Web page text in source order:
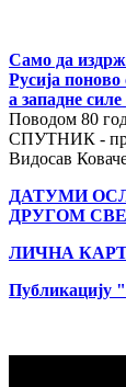
Само да
Русија поново
а западне
Поводом 80
СПУТНИК -
Видосав
ДАТУМИ
ДРУГОМ
ЛИЧНА
Публикацију